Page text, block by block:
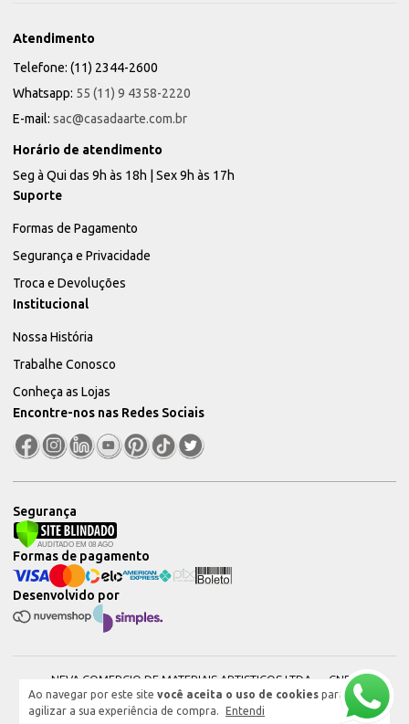
Ao navegar por este site você aceita o uso de cookies para
agilizar a sua experiência de compra.
Entendi
Atendimento
Telefone: (11) 2344-2600
Whatsapp: 55 (11) 9 4358-2220
E-mail: sac@casadaarte.com.br
Horário de atendimento
Seg à Qui das 9h às 18h | Sex 9h às 17h
Suporte
Formas de Pagamento
Segurança e Privacidade
Troca e Devoluções
Institucional
Nossa História
Trabalhe Conosco
Conheça as Lojas
Encontre-nos nas Redes Sociais
Segurança
Desenvolvido por
Formas de pagamento
NEVA COMERCIO DE MATERIAIS ARTISTICOS LTDA — CNPJ:
51604544000101 © 2026. Todos os direitos reservados.